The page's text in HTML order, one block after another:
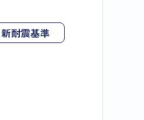
新耐震基準